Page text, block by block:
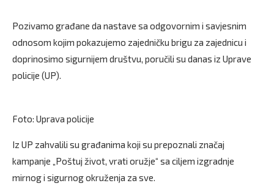
Pozivamo građane da nastave sa odgovornim i savjesnim
odnosom kojim pokazujemo zajedničku brigu za zajednicu i
doprinosimo sigurnijem društvu, poručili su danas iz Uprave
policije (UP).
Foto: Uprava policije
Iz UP zahvalili su građanima koji su prepoznali značaj
kampanje „Poštuj život, vrati oružje“ sa ciljem izgradnje
mirnog i sigurnog okruženja za sve.